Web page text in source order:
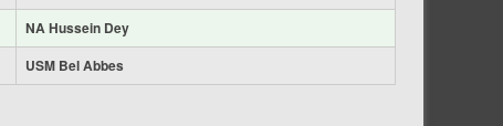
NA Hussein Dey
USM Bel Abbes